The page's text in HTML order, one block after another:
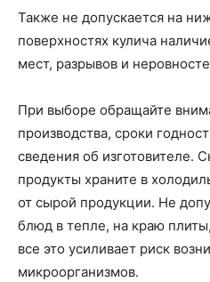
Также не допускается на
поверхностях кулича
мест, разрывов и
При выборе обращайте
производства, сроки
сведения об изготовителе.
продукты храните в
от сырой продукции. Не
блюд в тепле, на краю
все это усиливает риск
микроорганизмов.